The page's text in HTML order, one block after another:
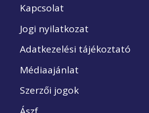
Kapcsolat
Jogi nyilatkozat
Adatkezelési tájékoztató
Médiaajánlat
Szerzői jogok